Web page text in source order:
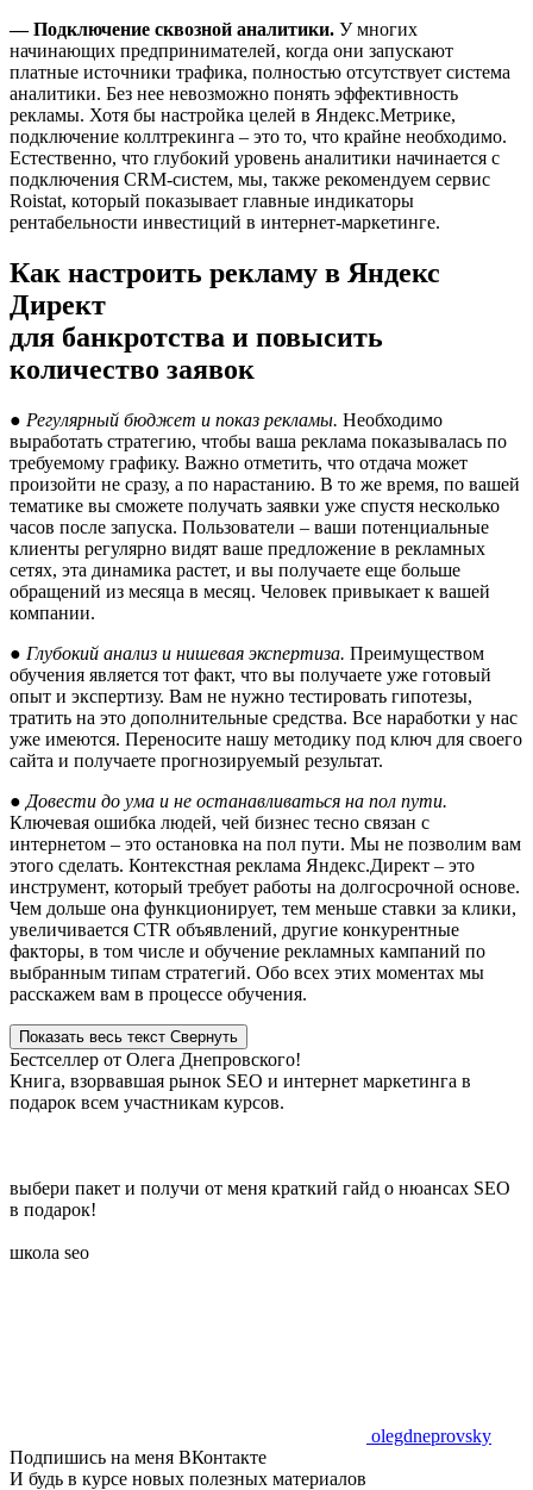
— Подключение сквозной аналитики. У многих
начинающих предпринимателей, когда они запускают
платные источники трафика, полностью отсутствует система
аналитики. Без нее невозможно понять эффективность
рекламы. Хотя бы настройка целей в Яндекс.Метрике,
подключение коллтрекинга – это то, что крайне необходимо.
Естественно, что глубокий уровень аналитики начинается с
подключения CRM-систем, мы, также рекомендуем сервис
Roistat, который показывает главные индикаторы
рентабельности инвестиций в интернет-маркетинге.
Как настроить рекламу в Яндекс
Директ
для банкротства и повысить
количество заявок
● Регулярный бюджет и показ рекламы. Необходимо
выработать стратегию, чтобы ваша реклама показывалась по
требуемому графику. Важно отметить, что отдача может
произойти не сразу, а по нарастанию. В то же время, по вашей
тематике вы сможете получать заявки уже спустя несколько
часов после запуска. Пользователи – ваши потенциальные
клиенты регулярно видят ваше предложение в рекламных
сетях, эта динамика растет, и вы получаете еще больше
обращений из месяца в месяц. Человек привыкает к вашей
компании.
● Глубокий анализ и нишевая экспертиза. Преимуществом
обучения является тот факт, что вы получаете уже готовый
опыт и экспертизу. Вам не нужно тестировать гипотезы,
тратить на это дополнительные средства. Все наработки у нас
уже имеются. Переносите нашу методику под ключ для своего
сайта и получаете прогнозируемый результат.
● Довести до ума и не останавливаться на пол пути.
Ключевая ошибка людей, чей бизнес тесно связан с
интернетом – это остановка на пол пути. Мы не позволим вам
этого сделать. Контекстная реклама Яндекс.Директ – это
инструмент, который требует работы на долгосрочной основе.
Чем дольше она функционирует, тем меньше ставки за клики,
увеличивается CTR объявлений, другие конкурентные
факторы, в том числе и обучение рекламных кампаний по
выбранным типам стратегий. Обо всех этих моментах мы
расскажем вам в процессе обучения.
Показать весь текст Свернуть
Бестселлер от Олега Днепровского!
Книга, взорвавшая рынок SEO и интернет маркетинга в
подарок всем участникам курсов.
выбери пакет и получи от меня краткий гайд о нюансах SEO
в подарок!
школа seo
olegdneprovsky
Подпишись на меня ВКонтакте
И будь в курсе новых полезных материалов